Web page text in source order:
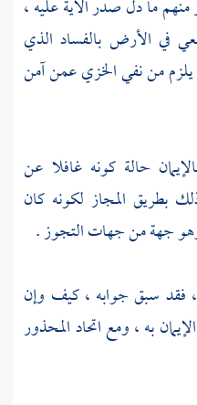
ما دل صدر الآية عليه ،
في الأرض بالفساد الذي
يلزم من نفي الخزي عمن آمن
حالة كونه غافلا عن
بطريق المجاز لكونه كان
جهة من جهات التجوز .
فقد سبق جوابه ، كيف وإن
به ، ومع اتحاد المحذور